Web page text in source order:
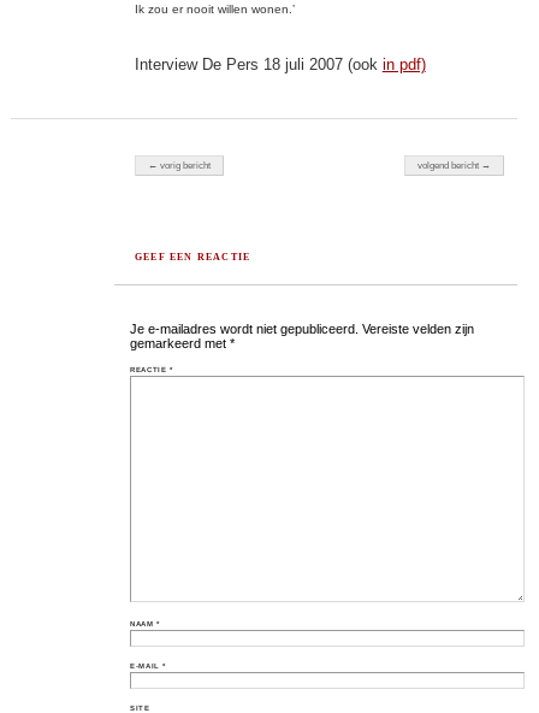
Ik zou er nooit willen wonen.’
Interview De Pers 18 juli 2007 (ook in pdf)
Berichten navigatie
← vorig bericht volgend bericht →
GEEF EEN REACTIE
Je e-mailadres wordt niet gepubliceerd. Vereiste velden zijn
gemarkeerd met *
REACTIE*
NAAM*
E-MAIL*
SITE